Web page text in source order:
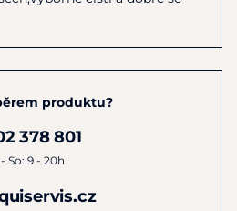
produktu?
378 801
So: 9 - 20h